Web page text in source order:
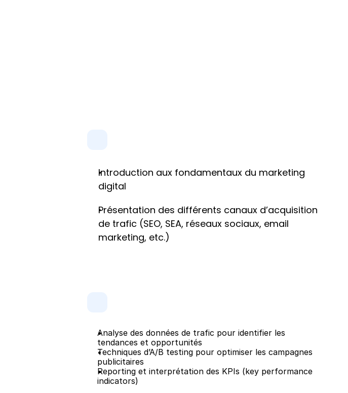
Introduction aux fondamentaux du marketing
digital
Présentation des différents canaux d’acquisition
de trafic (SEO, SEA, réseaux sociaux, email
marketing, etc.)
Analyse des données de trafic pour identifier les
tendances et opportunités
Techniques d’A/B testing pour optimiser les campagnes
publicitaires
Reporting et interprétation des KPIs (key performance
indicators)